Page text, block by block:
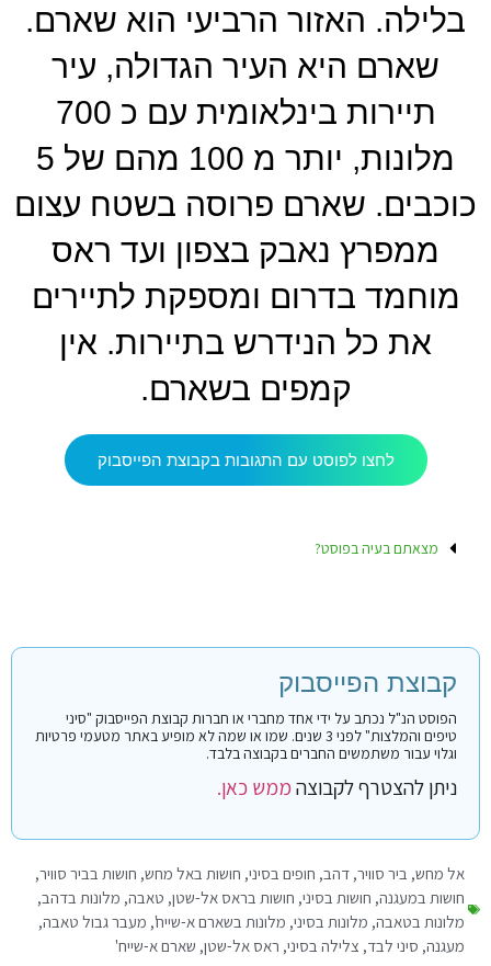
בלילה. האזור הרביעי הוא שארם.
שארם היא העיר הגדולה, עיר
תיירות בינלאומית עם כ 700
מלונות, יותר מ 100 מהם של 5
כוכבים. שארם פרוסה בשטח עצום
ממפרץ נאבק בצפון ועד ראס
מוחמד בדרום ומספקת לתיירים
את כל הנידרש בתיירות. אין
קמפים בשארם.
לחצו לפוסט עם התגובות בקבוצת הפייסבוק
מצאתם בעיה בפוסט?
קבוצת הפייסבוק
הפוסט הנ"ל נכתב על ידי אחד מחברי או חברות קבוצת הפייסבוק "סיני
טיפים והמלצות" לפני 3 שנים. שמו או שמה לא מופיע באתר מטעמי פרטיות
וגלוי עבור משתמשים החברים בקבוצה בלבד.
ניתן להצטרף לקבוצהממש כאן.
אל מחש, ביר סוויר, דהב, חופים בסיני, חושות באל מחש, חושות בביר סוויר,
חושות במעגנה, חושות בסיני, חושות בראס אל-שטן, טאבה, מלונות בדהב,
מלונות בטאבה, מלונות בסיני, מלונות בשארם א-שייח', מעבר גבול טאבה,
מעגנה, סיני לבד, צלילה בסיני, ראס אל-שטן, שארם א-שייח'